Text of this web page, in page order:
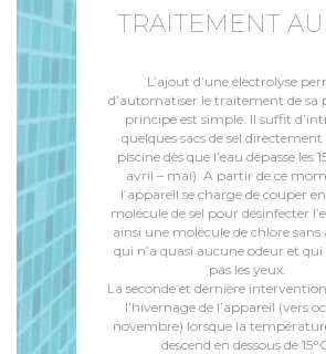
TRAITEMENT
L’ajout d’une électrolyse
d’automatiser le traitement de sa
principe est simple. Il suffit
quelques sacs de sel directement
piscine dès que l’eau dépasse les
avril – mai). A partir de ce
l’appareil se charge de couper
molécule de sel pour désinfecter
ainsi une molécule de chlore sans
qui n’a quasi aucune odeur et
pas les yeux.
La seconde et dernière
l’hivernage de l’appareil (vers
novembre) lorsque la
descend en dessous de